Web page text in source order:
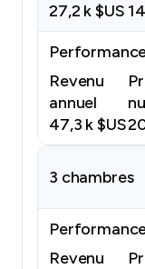
27,2 k $US
Revenu
annuel
47,3 k $US
3 chambres
Revenu